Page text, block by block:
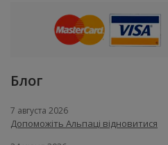
Блог
7 августа 2026
Допоможіть Альпаці відновитися